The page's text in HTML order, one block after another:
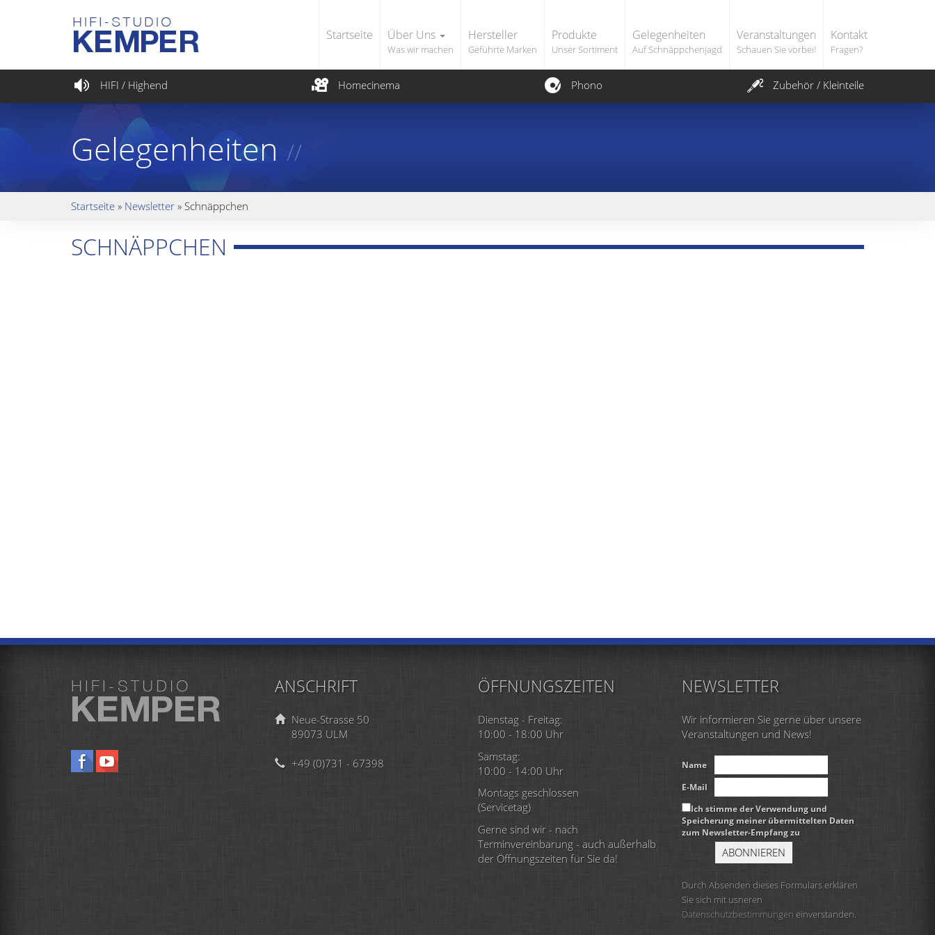
Startseite Über Uns
Was wir machen
Hersteller
Geführte Marken
Produkte
Unser Sortiment
Gelegenheiten
Auf Schnäppchenjagd
Veranstaltungen
Schauen Sie vorbei!
Kontakt
Fragen?
HIFI / Highend Homecinema Phono Zubehör / Kleinteile
Gelegenheiten //
Startseite » Newsletter » Schnäppchen
SCHNÄPPCHEN
ANSCHRIFT
Neue-Strasse 50
89073 ULM
+49 (0)731 - 67398
ÖFFNUNGSZEITEN
Dienstag - Freitag:
10:00 - 18:00 Uhr
Samstag:
10:00 - 14:00 Uhr
Montags geschlossen
(Servicetag)
Gerne sind wir - nach
Terminvereinbarung - auch außerhalb
der Öffnungszeiten für Sie da!
NEWSLETTER
Wir informieren Sie gerne über unsere
Veranstaltungen und News!
Name
E-Mail
Ich stimme der Verwendung und
Speicherung meiner übermittelten Daten
zum Newsletter-Empfang zu
Durch Absenden dieses Formulars erklären
Sie sich mit usneren
Datenschutzbestimmungen einverstanden.